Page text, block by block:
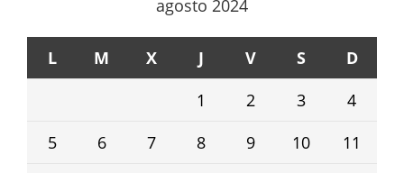
agosto 2024
L M X J V S
D
1
2 3
4
5
6 7 8 9 10
11